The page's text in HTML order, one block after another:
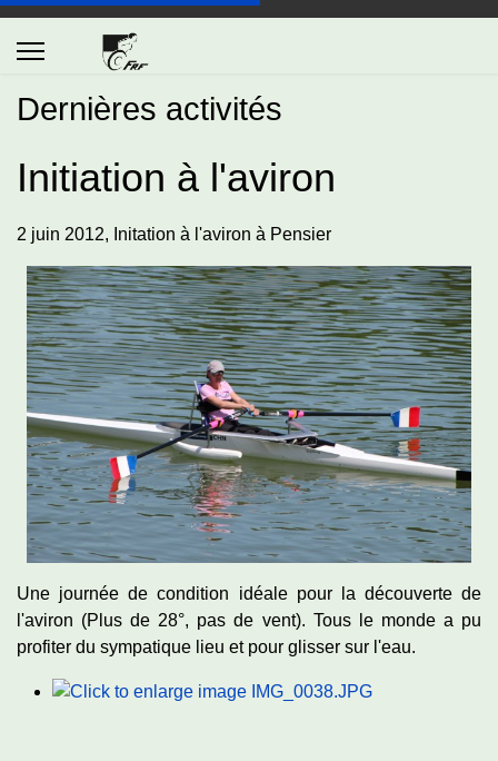
Dernières activités
Initiation à l'aviron
2 juin 2012, Initation à l'aviron à Pensier
Une journée de condition idéale pour la découverte de
l'aviron (Plus de 28°, pas de vent). Tous le monde a pu
profiter du sympatique lieu et pour glisser sur l'eau.